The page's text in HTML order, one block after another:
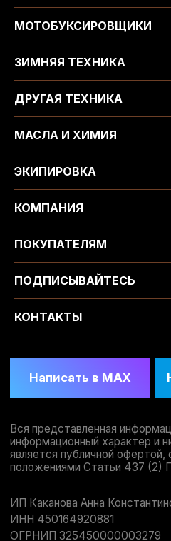
МОТОБУКСИРОВЩИКИ
ЗИМНЯЯ ТЕХНИКА
ДРУГАЯ ТЕХНИКА
МАСЛА И ХИМИЯ
ЭКИПИРОВКА
КОМПАНИЯ
ПОКУПАТЕЛЯМ
ПОДПИСЫВАЙТЕСЬ
КОНТАКТЫ